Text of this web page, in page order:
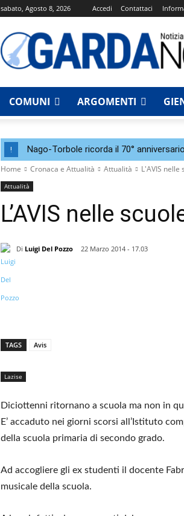
sabato, Agosto 8, 2026 Accedi Contattaci
COMUNI ARGOMENTI
! Nago-Torbole ricorda il 70°
Home Cronaca e Attualità Attualità L'AVIS nelle
Attualità
L’AVIS nelle
Di Luigi Del Pozzo
22 Marzo 2014 - 17.03
TAGS Avis
Lazise
Diciottenni ritornano a scuola ma non in
E’ accaduto nei giorni scorsi all’Istituto
della scuola primaria di secondo grado.
Ad accogliere gli ex studenti il docente
musicale della scuola.